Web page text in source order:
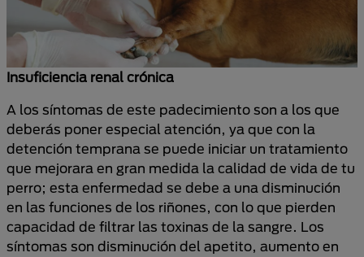
Insuficiencia renal crónica
A los síntomas de este padecimiento son a los que
deberás poner especial atención, ya que con la
detención temprana se puede iniciar un tratamiento
que mejorara en gran medida la calidad de vida de tu
perro; esta enfermedad se debe a una disminución
en las funciones de los riñones, con lo que pierden
capacidad de filtrar las toxinas de la sangre. Los
síntomas son disminución del apetito, aumento en